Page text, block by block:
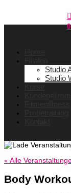

Studio
Studio
« Alle
Body